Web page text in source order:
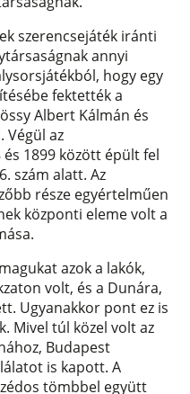
szerencsejáték iránti
annyi
hogy egy
fektették a
Albert Kálmán és
Végül az
1899 között épült fel
szám alatt. Az
része egyértelműen
központi eleme volt a
azok a lakók,
volt, és a Dunára,
Ugyanakkor pont ez is
Mivel túl közel volt az
Budapest
is kapott. A
tömbbel együtt